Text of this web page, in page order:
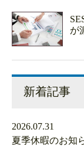
が
新着記事
2026.07.31
夏季休暇のお知